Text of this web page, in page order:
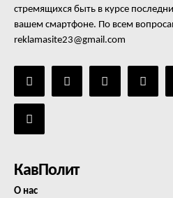
стремящихся быть в курсе
вашем смартфоне. По всем
reklamasite23@gmail.com
КавПолит
О нас